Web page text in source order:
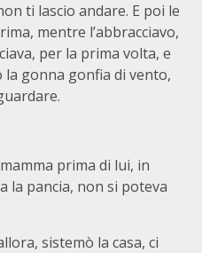
ti lascio andare. E poi le
mentre l’abbracciavo,
per la prima volta, e
la gonna gonfia di vento,
prima di lui, in
la pancia, non si poteva
sistemò la casa, ci